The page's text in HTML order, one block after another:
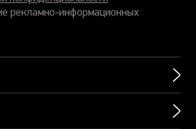
рекламно-информационных